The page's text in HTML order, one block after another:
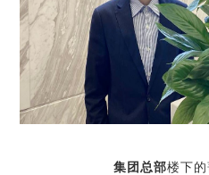
集团总部楼下